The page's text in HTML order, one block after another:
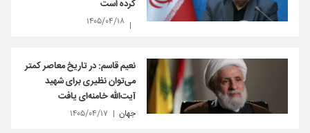
کرده است
۱۴۰۵/۰۴/۱۸
نعیم قاسم: در تاریخ معاصر کمتر
می‌توان نظیری برای شهید
آیت‌الله خامنه‌ای یافت
جهان ۱۴۰۵/۰۴/۱۷